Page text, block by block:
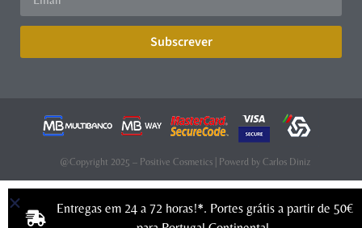
Subscrever
@Copyright 2025 – Positive Cosmetics | Powerd by Carlos Diniz
Entregas em 24 a 72 horas!*. Portes grátis a partir de 50€